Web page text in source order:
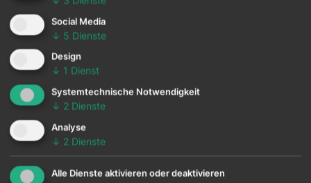
Prozesse
Ressourcen- und Energieeffizienz als
Grundprinzip
Hoher Transportanteil Bahn
Transportoptimierung
Einsatz von Mehrwegverpackungen
Ökologische Optimierung von
Verpackungsmaterial
Social Media
↓ 5 Dienste
Design
↓ 1 Dienst
Systemtechnische Notwendigkeit
↓ 2 Dienste
Analyse
↓ 2 Dienste
Alle Dienste aktivieren oder deaktivieren